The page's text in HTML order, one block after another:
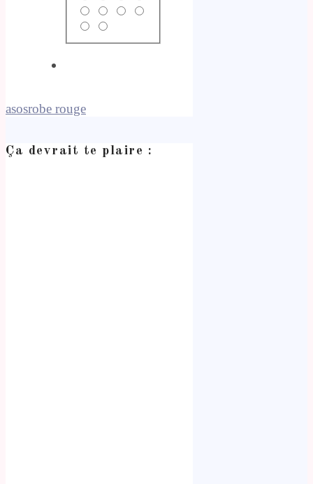
asosrobe rouge
Ça devrait te plaire :